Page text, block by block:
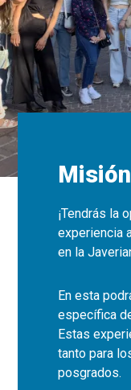
¡Tendrás la
experiencia
en la
En esta
específica
Estas
tanto para
posgrados.